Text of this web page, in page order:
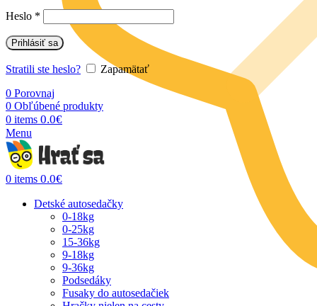
Heslo *
Prihlásiť sa
Stratili ste heslo?
Zapamätať
0 Porovnaj
0 Obľúbené produkty
0 items 0.0€
Menu
0 items 0.0€
Detské autosedačky
0-18kg
0-25kg
15-36kg
9-18kg
9-36kg
Podsedáky
Fusaky do autosedačiek